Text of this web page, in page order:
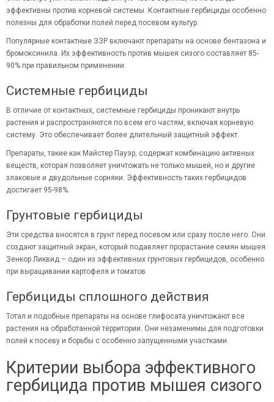
эффективны против корневой системы. Контактные гербициды особенно
полезны для обработки полей перед посевом культур.
Популярные контактные ЗЗР включают препараты на основе бентазона и
бромоксинила. Их эффективность против мышея сизого составляет 85-
90% при правильном применении.
Системные гербициды
В отличие от контактных, системные гербициды проникают внутрь
растения и распространяются по всем его частям, включая корневую
систему. Это обеспечивает более длительный защитный эффект.
Препараты, такие как Майстер Пауэр, содержат комбинацию активных
веществ, которая позволяет уничтожать не только мышей, но и другие
злаковые и двудольные сорняки. Эффективность таких гербицидов
достигает 95-98%.
Грунтовые гербициды
Эти средства вносятся в грунт перед посевом или сразу после него. Они
создают защитный экран, который подавляет прорастание семян мышея.
Зенкор Ликвид – один из эффективных грунтовых гербицидов, особенно
при выращивании картофеля и томатов.
Гербициды сплошного действия
Тотал и подобные препараты на основе глифосата уничтожают все
растения на обработанной территории. Они незаменимы для подготовки
полей к посеву и борьбы с особенно запущенными участками.
Критерии выбора эффективного
гербицида против мышея сизого